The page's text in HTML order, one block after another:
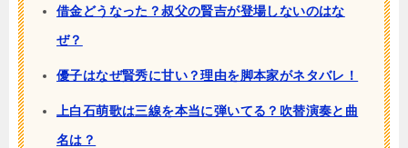
借金どうなった？叔父の賢吉が登場しないのはな
ぜ？
優子はなぜ賢秀に甘い？理由を脚本家がネタバレ！
上白石萌歌は三線を本当に弾いてる？吹替演奏と曲
名は？